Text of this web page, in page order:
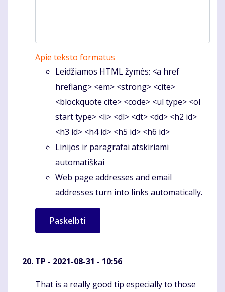
Apie teksto formatus
Leidžiamos HTML žymės: <a href
hreflang> <em> <strong> <cite>
<blockquote cite> <code> <ul type> <ol
start type> <li> <dl> <dt> <dd> <h2 id>
<h3 id> <h4 id> <h5 id> <h6 id>
Linijos ir paragrafai atskiriami
automatiškai
Web page addresses and email
addresses turn into links automatically.
TP - 2021-08-31 - 10:56
Komentaras
That is a really good tip especially to those